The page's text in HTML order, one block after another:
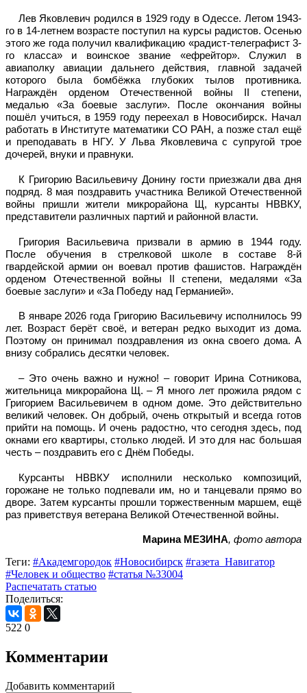
Лев Яковлевич родился в 1929 году в Одессе. Летом 1943-
го в 14-летнем возрасте поступил на курсы радистов. Осенью
этого же года получил квалификацию «радист-телеграфист 3-
го класса» и воинское звание «ефрейтор». Служил в
авиаполку авиации дальнего действия, главной задачей
которого была бомбёжка глубоких тылов противника.
Награждён орденом Отечественной войны II степени,
медалью «За боевые заслуги». После окончания войны
пошёл учиться, в 1959 году переехал в Новосибирск. Начал
работать в Институте математики СО РАН, а позже стал ещё
и преподавать в НГУ. У Льва Яковлевича с супругой трое
дочерей, внуки и правнуки.
К Григорию Васильевичу Донину гости приезжали два дня
подряд. 8 мая поздравить участника Великой Отечественной
войны пришли жители микрорайона Щ, курсанты НВВКУ,
представители различных партий и районной власти.
Григория Васильевича призвали в армию в 1944 году.
После обучения в стрелковой школе в составе 8-й
гвардейской армии он воевал против фашистов. Награждён
орденом Отечественной войны II степени, медалями «За
боевые заслуги» и «За Победу над Германией».
В январе 2026 года Григорию Васильевичу исполнилось 99
лет. Возраст берёт своё, и ветеран редко выходит из дома.
Поэтому он принимал поздравления из окна своего дома. А
внизу собрались десятки человек.
– Это очень важно и нужно! – говорит Ирина Сотникова,
жительница микрорайона Щ. – Я много лет прожила рядом с
Григорием Васильевичем в одном доме. Это действительно
великий человек. Он добрый, очень открытый и всегда готов
прийти на помощь. И очень радостно, что сегодня здесь, под
окнами его квартиры, столько людей. И это для нас большая
честь – поздравить его с Днём Победы.
Курсанты НВВКУ исполнили несколько композиций,
горожане не только подпевали им, но и танцевали прямо во
дворе. Затем курсанты прошли торжественным маршем, ещё
раз приветствуя ветерана Великой Отечественной войны.
Марина МЕЗИНА, фото автора
Теги: #Академгородок #Новосибирск #газета_Навигатор
#Человек и общество #статья №33004
Распечатать статью
Поделиться:
522 0
Комментарии
Добавить комментарий